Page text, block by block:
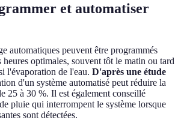
et automatiser
automatiques peuvent être programmés
optimales, souvent tôt le matin ou tard
l'évaporation de l'eau. D'après une étude
d'un système automatisé peut réduire la
25 à 30 %. Il est également conseillé
pluie qui interrompent le système lorsque
sont détectées.